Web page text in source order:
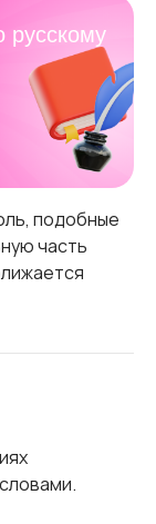
русскому
подобные
часть